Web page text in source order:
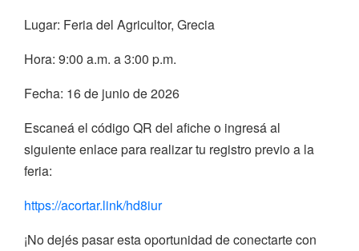
Lugar: Feria del Agricultor, Grecia
Hora: 9:00 a.m. a 3:00 p.m.
Fecha: 16 de junio de 2026
Escaneá el código QR del afiche o ingresá al
siguiente enlace para realizar tu registro previo a la
feria:
https://acortar.link/hd8iur
¡No dejés pasar esta oportunidad de conectarte con